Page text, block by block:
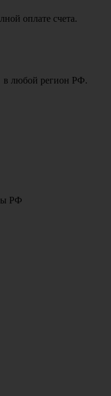
оплате счета.
в любой регион РФ.
РФ